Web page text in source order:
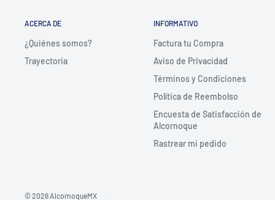
ACERCA DE
¿Quiénes somos?
Trayectoria
INFORMATIVO
Factura tu Compra
Aviso de Privacidad
Términos y Condiciones
Política de Reembolso
Encuesta de Satisfacción de
Alcornoque
Rastrear mi pedido
© 2026 AlcornoqueMX